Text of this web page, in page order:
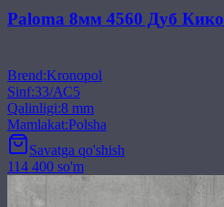
Paloma 8мм 4560 Дуб Кико
Brend:Kronopol
Sinf:33/АС5
Qalinligi:8 mm
Mamlakat:Polsha
Savatga qo'shish
114 400 so'm